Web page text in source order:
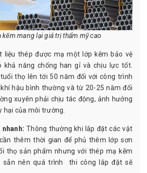
kẽm mang lại giá trị thẩm mỹ cao
liệu thép được mạ một lớp kẽm bảo vệ
khả năng chống han gỉ và chịu lực tốt.
thọ lên tới 50 năm đối với công trình
hậu bình thường và từ 20-25 năm đối
xuyên phải chịu tác động, ảnh hưởng
hại của môi trường.
Thông thường khi lắp đặt các vật
thêm thời gian để phủ thêm lớp sơn
thọ sản phẩm nhưng với thép mạ kẽm
sẵn nên quá trình thi công lắp đặt sẽ